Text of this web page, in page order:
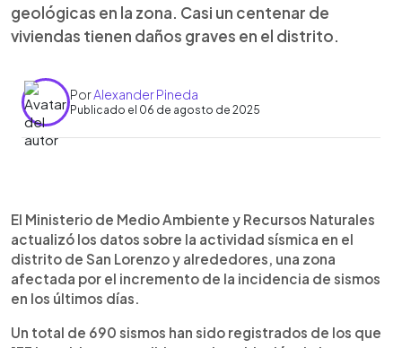
geológicas en la zona. Casi un centenar de
viviendas tienen daños graves en el distrito.
PorAlexander Pineda
Publicado el 06 de agosto de 2025
Escuchar artículo
El Ministerio de Medio Ambiente y Recursos Naturales
actualizó los datos sobre la actividad sísmica en el
distrito de San Lorenzo y alrededores, una zona
afectada por el incremento de la incidencia de sismos
en los últimos días.
Un total de 690 sismos han sido registrados de los que